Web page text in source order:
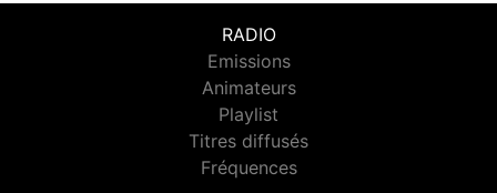
RADIO
Emissions
Animateurs
Playlist
Titres diffusés
Fréquences